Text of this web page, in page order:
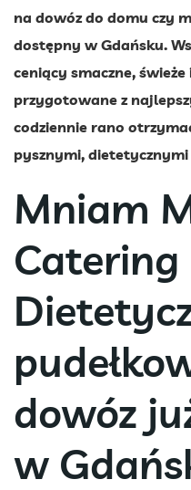
na dowóz do domu czy
dostępny w Gdańsku.
ceniący smaczne,
przygotowane z
codziennie rano
pysznymi, dietetycznymi
Mniam
Catering
dowóz
w